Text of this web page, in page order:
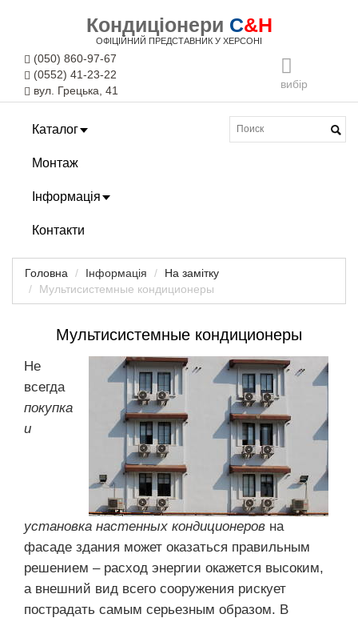
Кондиціонери C&H
ОФІЦІЙНИЙ ПРЕДСТАВНИК У ХЕРСОНІ
вибір
(050) 860-97-67
(0552) 41-23-22
вул. Грецька, 41
Каталог
Монтаж
Інформація
Контакти
Головна Інформація
На замітку
Мультисистемные кондиционеры
Мультисистемные кондиционеры
Не
всегда
покупка
и
установка настенных кондиционеров на
фасаде здания может оказаться правильным
решением – расход энергии окажется высоким,
а внешний вид всего сооружения рискует
пострадать самым серьезным образом. В